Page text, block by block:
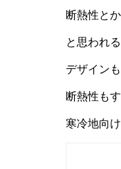
断熱性と
と思われ
デザイン
断熱性も
寒冷地向